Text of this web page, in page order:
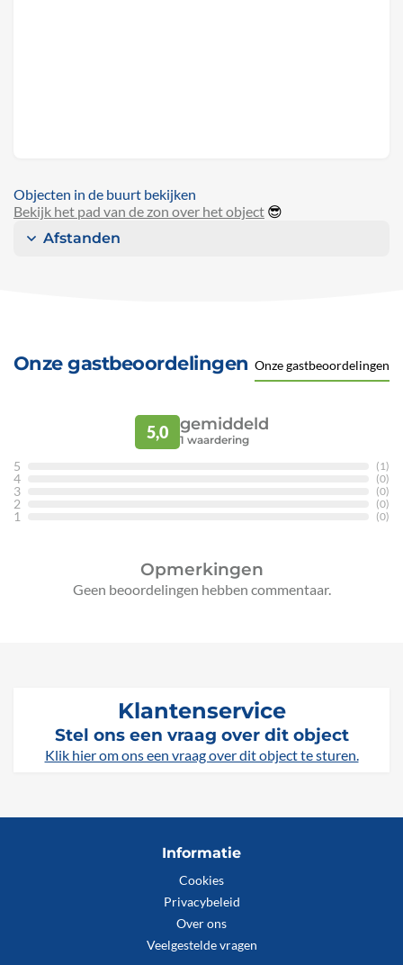
Objecten in de buurt bekijken
Bekijk het pad van de zon over het object 😎
Afstanden
Onze gastbeoordelingen Onze gastbeoordelingen
5,0 gemiddeld
1 waardering
5 (1)
4 (0)
3 (0)
2 (0)
1 (0)
Opmerkingen
Geen beoordelingen hebben commentaar.
Klantenservice
Stel ons een vraag over dit object
Klik hier om ons een vraag over dit object te sturen.
Informatie
Cookies
Privacybeleid
Over ons
Veelgestelde vragen